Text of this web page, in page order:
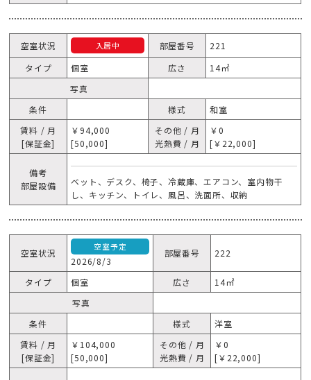
空室状況 入居中 部屋番号
221
タイプ
個室 広さ
14㎡
写真
条件
様式
和室
賃料 / 月
[保証金]
￥94,000
[50,000]
その他 / 月
光熱費 / 月
￥0
[￥22,000]
備考
部屋設備
ベット、デスク、椅子、冷蔵庫、エアコン、室内物干
し、キッチン、トイレ、風呂、洗面所、収納
空室状況
空室予定
2026/8/3
部屋番号 222
タイプ 個室 広さ
14㎡
写真
条件
様式
洋室
賃料 / 月
[保証金]
￥104,000
[50,000]
その他 / 月
光熱費 / 月
￥0
[￥22,000]